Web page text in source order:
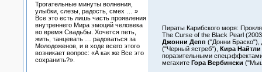
Трогательные минуты волнения,
улыбки, слезы, радость, смех … »
Все это есть лишь часть проявления
внутреннего Мира эмоций человека
во время Свадьбы. Хочется петь,
жить, танцевать … радоваться за
Молодоженов, и в ходе всего этого
возникает вопрос: «А как же Все это
сохранить?».
Пираты Карибского моря:
The Curse of the Black Pearl
Джонни Депп ("Донни Браско"),
("Черный ястреб"), Кира Найтли
поразительными
мегахите Гора Вербински